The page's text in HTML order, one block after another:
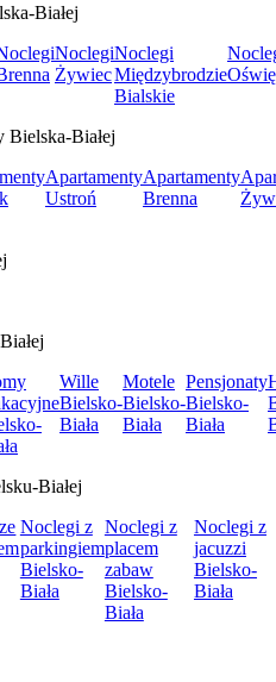
Białej
Noclegi
Żywiec
Noclegi
Międzybrodzie
Bialskie
Bielska-Białej
Apartamenty
Ustroń
Apartamenty
Brenna
Wille
Bielsko-
Biała
Motele
Bielsko-
Biała
Pensjonaty
Bielsko-
Biała
Białej
Noclegi z
parkingiem
Bielsko-
Biała
Noclegi z
placem
zabaw
Bielsko-
Biała
Noclegi z
jacuzzi
Bielsko-
Biała